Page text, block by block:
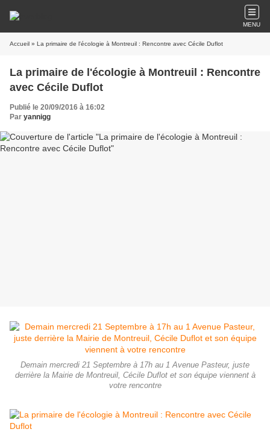
MENU
Accueil » La primaire de l'écologie à Montreuil : Rencontre avec Cécile Duflot
La primaire de l'écologie à Montreuil : Rencontre
avec Cécile Duflot
Publié le 20/09/2016 à 16:02
Par yannigg
Demain mercredi 21 Septembre à 17h au 1 Avenue Pasteur, juste
derrière la Mairie de Montreuil, Cécile Duflot et son équipe viennent à
votre rencontre